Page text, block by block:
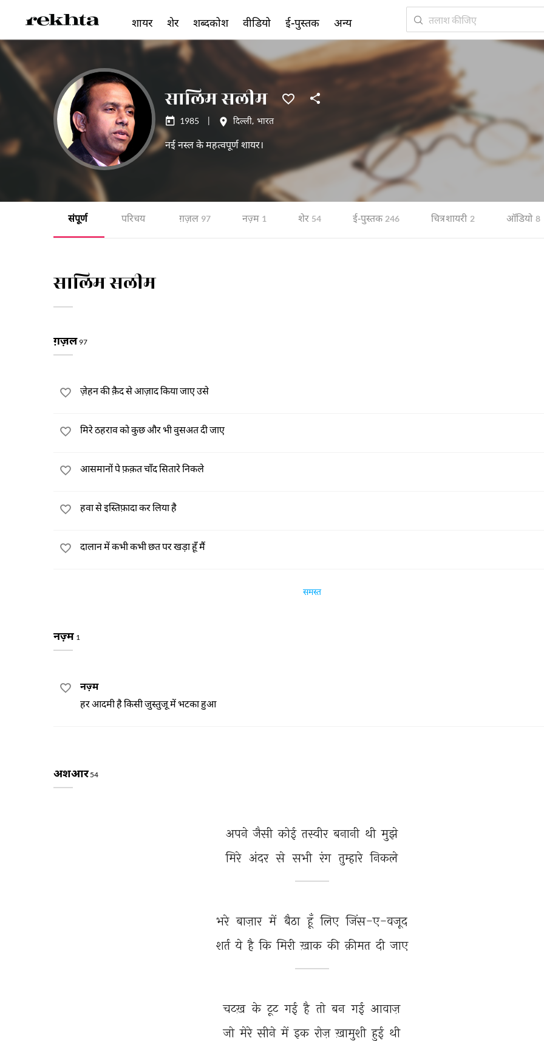
सालिम सलीम
1985 दिल्ली, भारत
नई नस्ल के महत्वपूर्ण शायर।
संपूर्ण परिचय ग़ज़ल 97 नज़्म 1 शेर 54 ई-पुस्तक 246 चित्र शायरी 2 ऑडियो 8
सालिम सलीम
ग़ज़ल 97
ज़ेहन की क़ैद से आज़ाद किया जाए उसे
मिरे ठहराव को कुछ और भी वुसअत दी जाए
आसमानों पे फ़क़त चाँद सितारे निकले
हवा से इस्तिफ़ादा कर लिया है
दालान में कभी कभी छत पर खड़ा हूँ मैं
समस्त
नज़्म 1
नज़्म
हर आदमी है किसी जुस्तुजू में भटका हुआ
अशआर54
अपने जैसी कोई तस्वीर बनानी थी मुझे
मिरे अंदर से सभी रंग तुम्हारे निकले
भरे बाज़ार में बैठा हूँ लिए जिंस-ए-वजूद
शर्त ये है कि मिरी ख़ाक की क़ीमत दी जाए
चटख़ के टूट गई है तो बन गई आवाज़
जो मेरे सीने में इक रोज़ ख़ामुशी हुई थी
शायर शेर शब्दकोश वीडियो ई-पुस्तक अन्य